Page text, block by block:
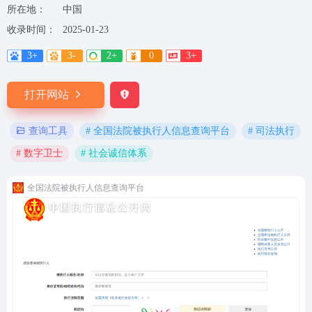
所在地：
中国
收录时间：
2025-01-23
3+ 3- 2+ 0 3+
打开网站
查询工具 # 全国法院被执行人信息查询平台 # 司法执行
# 数字卫士 # 社会诚信体系
全国法院被执行人信息查询平台